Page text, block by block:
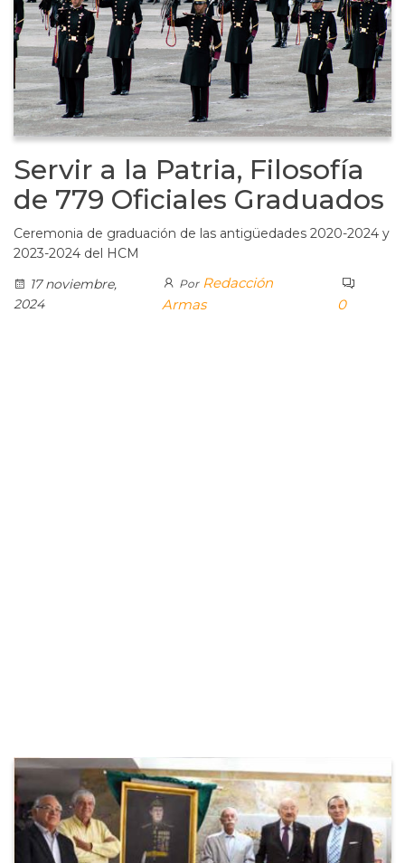
Servir a la Patria, Filosofía
de 779 Oficiales Graduados
Ceremonia de graduación de las antigüedades 2020-2024 y
2023-2024 del HCM
17 noviembre,
2024
Por Redacción
Armas
0